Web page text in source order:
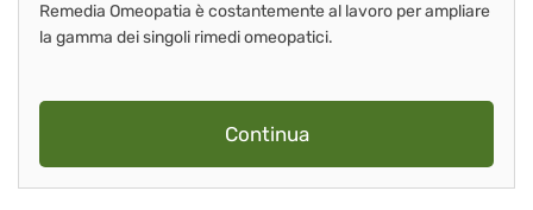
Remedia Omeopatia è costantemente al lavoro per ampliare
la gamma dei singoli rimedi omeopatici.
Continua